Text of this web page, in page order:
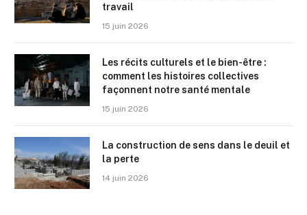
travail
15 juin 2026
Les récits culturels et le bien-être :
comment les histoires collectives
façonnent notre santé mentale
15 juin 2026
La construction de sens dans le deuil et
la perte
14 juin 2026